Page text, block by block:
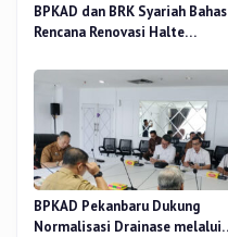
BPKAD dan BRK Syariah Bahas
Rencana Renovasi Halte
BPKAD Pekanbaru Dukung
Normalisasi Drainase melalui